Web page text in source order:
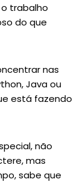
trabalho
do que
nas
Java ou
está fazendo
não
mas
sabe que